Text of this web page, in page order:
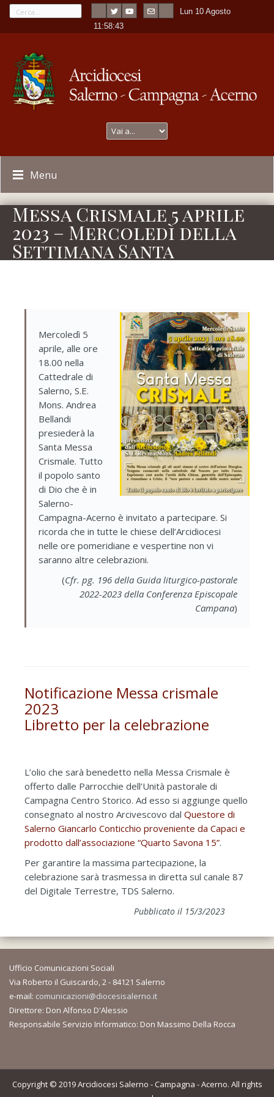
Lun 10 Agosto
11:58:43
Menu
Messa Crismale 5 aprile
2023 – Mercoledì della
Settimana Santa
Mercoledì 5
aprile, alle ore
18.00 nella
Cattedrale di
Salerno, S.E.
Mons. Andrea
Bellandi
presiederà la
Santa Messa
Crismale. Tutto
il popolo santo
di Dio che è in
Salerno-
Campagna-Acerno è invitato a partecipare. Si
ricorda che in tutte le chiese dell’Arcidiocesi
nelle ore pomeridiane e vespertine non vi
saranno altre celebrazioni.
(Cfr. pg. 196 della Guida liturgico-pastorale
2022-2023 della Conferenza Episcopale
Campana)
Notificazione Messa crismale
2023
Libretto per la celebrazione
L’olio che sarà benedetto nella Messa Crismale è
offerto dalle Parrocchie dell’Unità pastorale di
Campagna Centro Storico. Ad esso si aggiunge quello
consegnato al nostro Arcivescovo dal Questore di
Salerno Giancarlo Conticchio proveniente da Capaci e
prodotto dall’associazione “Quarto Savona 15”.
Per garantire la massima partecipazione, la
celebrazione sarà trasmessa in diretta sul canale 87
del Digitale Terrestre, TDS Salerno.
Pubblicato il 15/3/2023
Ufficio Comunicazioni Sociali
Via Roberto il Guiscardo, 2 - 84121 Salerno
e-mail: comunicazioni@diocesisalerno.it
Direttore: Don Alfonso D'Alessio
Responsabile Servizio Informatico: Don Massimo Della Rocca
Copyright © 2019 Arcidiocesi Salerno - Campagna - Acerno. All rights